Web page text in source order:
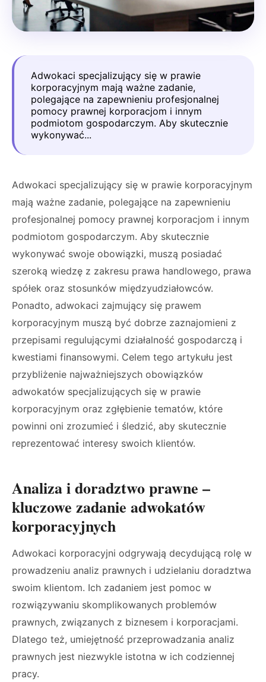
Adwokaci specjalizujący się w prawie
korporacyjnym mają ważne zadanie,
polegające na zapewnieniu profesjonalnej
pomocy prawnej korporacjom i innym
podmiotom gospodarczym. Aby skutecznie
wykonywać...
Adwokaci specjalizujący się w prawie korporacyjnym
mają ważne zadanie, polegające na zapewnieniu
profesjonalnej pomocy prawnej korporacjom i innym
podmiotom gospodarczym. Aby skutecznie
wykonywać swoje obowiązki, muszą posiadać
szeroką wiedzę z zakresu prawa handlowego, prawa
spółek oraz stosunków międzyudziałowców.
Ponadto, adwokaci zajmujący się prawem
korporacyjnym muszą być dobrze zaznajomieni z
przepisami regulującymi działalność gospodarczą i
kwestiami finansowymi. Celem tego artykułu jest
przybliżenie najważniejszych obowiązków
adwokatów specjalizujących się w prawie
korporacyjnym oraz zgłębienie tematów, które
powinni oni zrozumieć i śledzić, aby skutecznie
reprezentować interesy swoich klientów.
Analiza i doradztwo prawne –
kluczowe zadanie adwokatów
korporacyjnych
Adwokaci korporacyjni odgrywają decydującą rolę w
prowadzeniu analiz prawnych i udzielaniu doradztwa
swoim klientom. Ich zadaniem jest pomoc w
rozwiązywaniu skomplikowanych problemów
prawnych, związanych z biznesem i korporacjami.
Dlatego też, umiejętność przeprowadzania analiz
prawnych jest niezwykle istotna w ich codziennej
pracy.